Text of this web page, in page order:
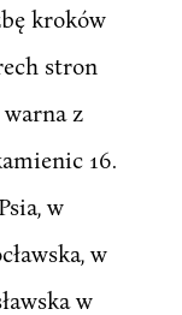
kroków
stron
z
16.
w
w
w